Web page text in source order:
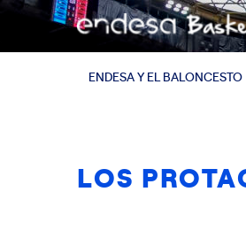
ENDESA Y EL BALONCESTO
LOS